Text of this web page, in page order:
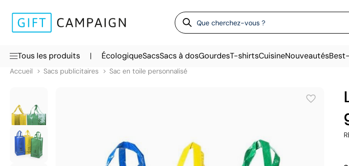
Tous les produits | ÉcologiqueSacsSacs à dosGourdesT-shirtsCuisineNouveautés
Accueil Sacs publicitaires Sac en toile personnalisé